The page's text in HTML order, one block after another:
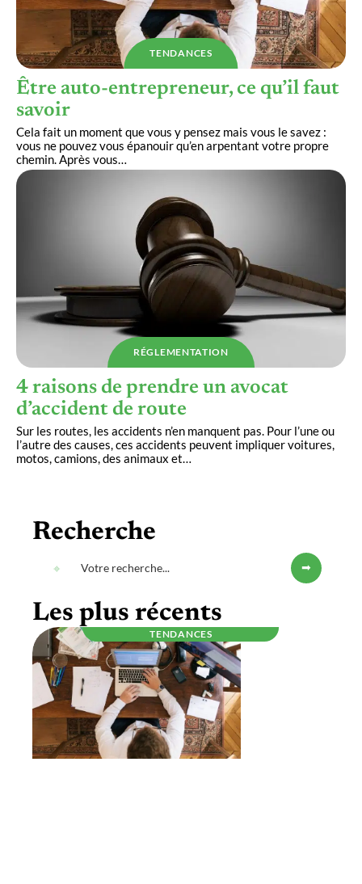
TENDANCES
Être auto-entrepreneur, ce qu’il faut
savoir
Cela fait un moment que vous y pensez mais vous le savez :
vous ne pouvez vous épanouir qu’en arpentant votre propre
chemin. Après vous…
RÉGLEMENTATION
4 raisons de prendre un avocat
d’accident de route
Sur les routes, les accidents n’en manquent pas. Pour l’une ou
l’autre des causes, ces accidents peuvent impliquer voitures,
motos, camions, des animaux et…
Recherche
Les plus récents
TENDANCES